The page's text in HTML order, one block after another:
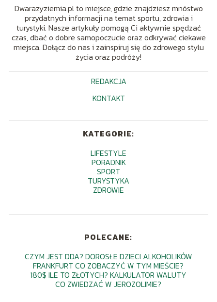
Dwarazyziemia.pl to miejsce, gdzie znajdziesz mnóstwo
przydatnych informacji na temat sportu, zdrowia i
turystyki. Nasze artykuły pomogą Ci aktywnie spędzać
czas, dbać o dobre samopoczucie oraz odkrywać ciekawe
miejsca. Dołącz do nas i zainspiruj się do zdrowego stylu
życia oraz podróży!
REDAKCJA
KONTAKT
KATEGORIE:
LIFESTYLE
PORADNIK
SPORT
TURYSTYKA
ZDROWIE
POLECANE:
CZYM JEST DDA? DOROSŁE DZIECI ALKOHOLIKÓW
FRANKFURT CO ZOBACZYĆ W TYM MIEŚCIE?
180$ ILE TO ZŁOTYCH? KALKULATOR WALUTY
CO ZWIEDZAĆ W JEROZOLIMIE?